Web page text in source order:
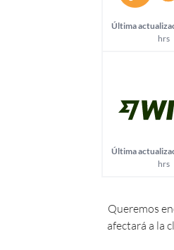
Última
hrs
Última
hrs
Queremos
afectará a la